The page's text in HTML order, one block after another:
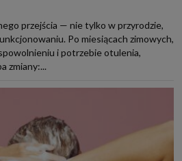
przejścia — nie tylko w przyrodzie,
Po miesiącach zimowych,
i potrzebie otulenia,
zmiany:...